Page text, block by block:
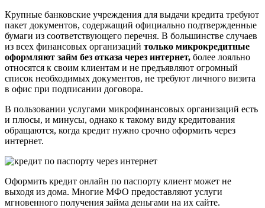
Крупные банковские учреждения для выдачи кредита требуют
пакет документов, содержащий официально подтвержденные
бумаги из соответствующего перечня. В большинстве случаев
из всех финансовых организаций только микрокредитные
оформляют займ без отказа через интернет, более лояльно
относятся к своим клиентам и не предъявляют огромный
список необходимых документов, не требуют личного визита
в офис при подписании договора.
В пользовании услугами микрофинансовых организаций есть
и плюсы, и минусы, однако к такому виду кредитования
обращаются, когда кредит нужно срочно оформить через
интернет.
Оформить кредит онлайн по паспорту клиент может не
выходя из дома. Многие МФО предоставляют услуги
мгновенного получения займа деньгами на их сайте.